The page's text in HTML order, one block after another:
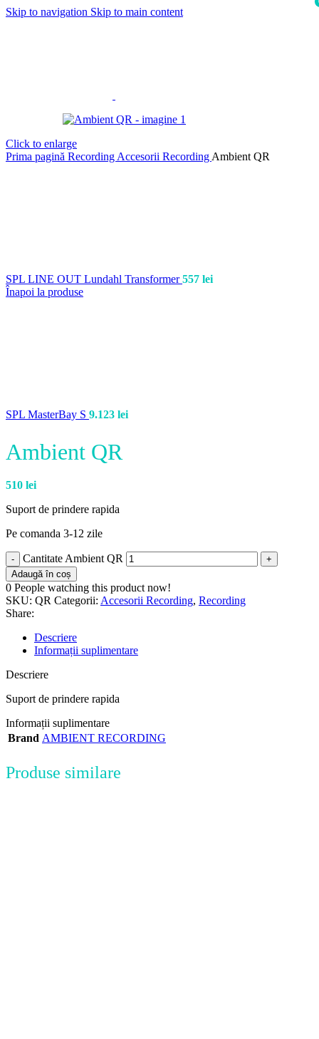
Skip to navigation Skip to main content
Click to enlarge
Prima pagină Recording Accesorii Recording Ambient QR
SPL LINE OUT Lundahl Transformer557 lei
Înapoi la produse
SPL MasterBay S 9.123 lei
Ambient QR
510 lei
Suport de prindere rapida
Pe comanda 3-12 zile
Cantitate Ambient QR
Adaugă în coș
0 People watching this product now!
SKU: QR Categorii: Accesorii Recording, Recording
Share:
Descriere
Informații suplimentare
Descriere
Suport de prindere rapida
Informații suplimentare
Brand AMBIENT RECORDING
Produse similare